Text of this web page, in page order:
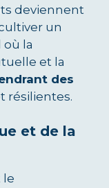
deviennent
un
la
et la
des
résilientes.
et de la
le